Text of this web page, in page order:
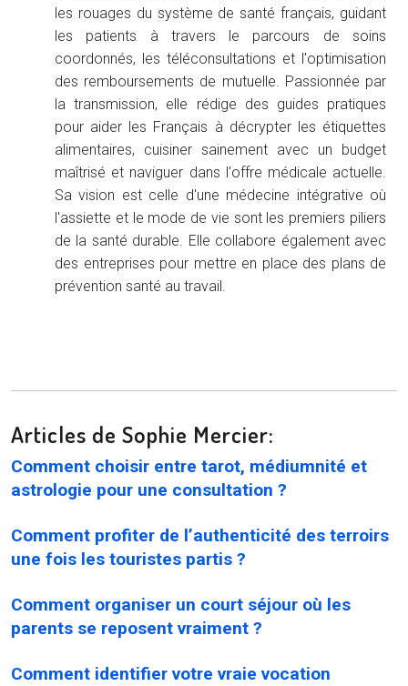
les rouages du système de santé français, guidant
les patients à travers le parcours de soins
coordonnés, les téléconsultations et l'optimisation
des remboursements de mutuelle. Passionnée par
la transmission, elle rédige des guides pratiques
pour aider les Français à décrypter les étiquettes
alimentaires, cuisiner sainement avec un budget
maîtrisé et naviguer dans l'offre médicale actuelle.
Sa vision est celle d'une médecine intégrative où
l'assiette et le mode de vie sont les premiers piliers
de la santé durable. Elle collabore également avec
des entreprises pour mettre en place des plans de
prévention santé au travail.
Articles de Sophie Mercier:
Comment choisir entre tarot, médiumnité et
astrologie pour une consultation ?
Comment profiter de l’authenticité des terroirs
une fois les touristes partis ?
Comment organiser un court séjour où les
parents se reposent vraiment ?
Comment identifier votre vraie vocation